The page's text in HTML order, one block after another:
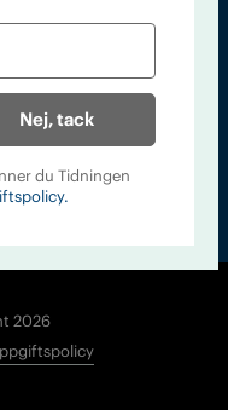
2026
Nej, tack
du Tidningen